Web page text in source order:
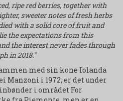
ripe red berries, together with
sweeter notes of fresh herbs
with a solid core of fruit and
the expectations from this
the interest never fades through
in 2018."
med sin kone Iolanda
Manzoni i 1972, er det under
i området For